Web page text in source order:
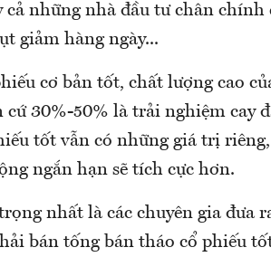
cả những nhà đầu tư chân
giảm hàng ngày...
cơ bản tốt, chất lượng cao
30%-50% là trải nghiệm cay
tốt vẫn có những giá trị
ngắn hạn sẽ tích cực hơn.
nhất là các chuyên gia đưa
bán tống bán tháo cổ phiếu